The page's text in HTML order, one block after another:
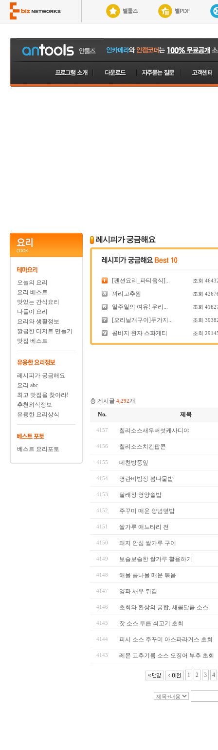
오늘의 요리
요리 베스트
맛있는 간식요리
나들이 요리
요리와 생활정보
깔끔한 디저트 만들기
맛집 베스트
레시피가 궁금해요
요리 abc
최고 맛집을 찾아라!
추천외식정보
유용한 요리상식
베스트 요리포토
레시피가 궁금해요
[펜션요리_파티음식]... 조회
꽈리고추찜 조회
일주일의 여유! 우리... 조회
[오리날개구이]두가지... 조회
콩비지 완자 스파게티 조회
총 게시글 4,292개
No.
제목
4157 칠리소스새우버섯케사디야
4156 칠리소스치킨팝콘
4155 데친방풍잎
4154 명란비빔장 봄나물밥
4153 달래장 영양솥밥
4152 주꾸미 매운 양념덮밥
4151 쌀가루 애느타리 전
4150 돼지 안심 쌀가루 구이
4149 보슬보슬한 쌀가루 활용하기
4148 해물 콩나물 매운 볶음
4147 양파 새우 튀김
4146 초회와 환상의 궁합, 새콤달콤 소스
4145 잣 소스 두릅 쇠고기 초회
4144 피시 소스 주꾸미 아스파라거스 초회
4143 레몬 고추기름 소스 오징어 부추 초회
1 2 3 4